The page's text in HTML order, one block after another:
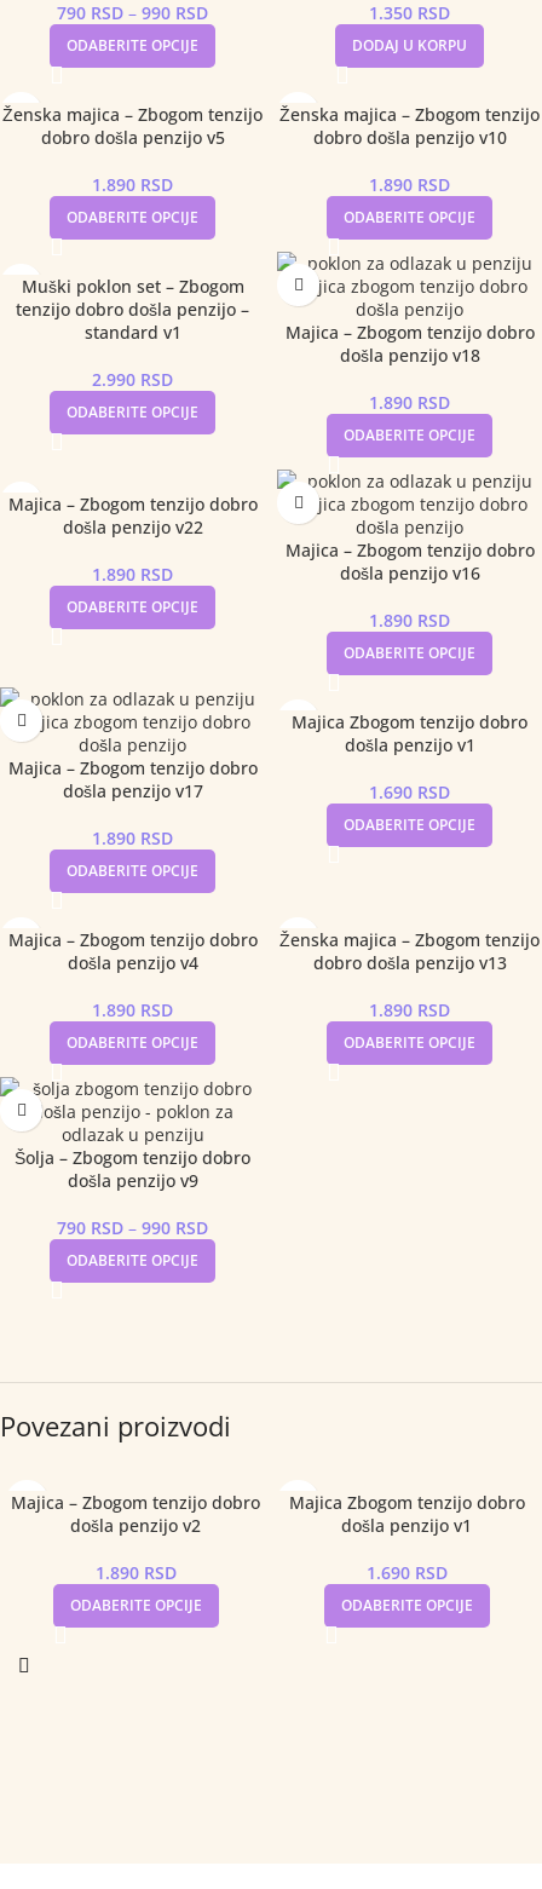
790 RSD – 990 RSD
ODABERITE OPCIJE
1.350 RSD
DODAJ U KORPU
Ženska majica – Zbogom tenzijo
dobro došla penzijo v5
1.890 RSD
ODABERITE OPCIJE
Ženska majica – Zbogom tenzijo
dobro došla penzijo v10
1.890 RSD
ODABERITE OPCIJE
Muški poklon set – Zbogom
tenzijo dobro došla penzijo –
standard v1
2.990 RSD
ODABERITE OPCIJE
Majica – Zbogom tenzijo dobro
došla penzijo v18
1.890 RSD
ODABERITE OPCIJE
Majica – Zbogom tenzijo dobro
došla penzijo v22
1.890 RSD
ODABERITE OPCIJE
Majica – Zbogom tenzijo dobro
došla penzijo v16
1.890 RSD
ODABERITE OPCIJE
Majica – Zbogom tenzijo dobro
došla penzijo v17
1.890 RSD
ODABERITE OPCIJE
Majica Zbogom tenzijo dobro
došla penzijo v1
1.690 RSD
ODABERITE OPCIJE
Majica – Zbogom tenzijo dobro
došla penzijo v4
1.890 RSD
ODABERITE OPCIJE
Ženska majica – Zbogom tenzijo
dobro došla penzijo v13
1.890 RSD
ODABERITE OPCIJE
Šolja – Zbogom tenzijo dobro
došla penzijo v9
790 RSD – 990 RSD
ODABERITE OPCIJE
Povezani proizvodi
Majica – Zbogom tenzijo dobro
došla penzijo v2
1.890 RSD
ODABERITE OPCIJE
Majica Zbogom tenzijo dobro
došla penzijo v1
1.690 RSD
ODABERITE OPCIJE